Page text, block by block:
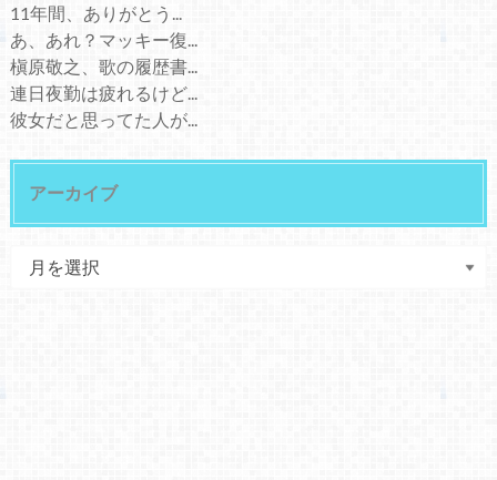
11年間、ありがとう...
あ、あれ？マッキー復...
槇原敬之、歌の履歴書...
連日夜勤は疲れるけど...
彼女だと思ってた人が...
アーカイブ